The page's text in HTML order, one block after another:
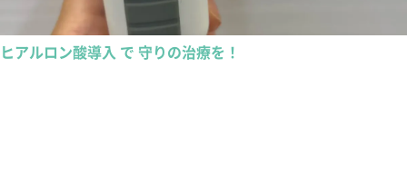
ヒアルロン酸導入 で 守りの治療を！